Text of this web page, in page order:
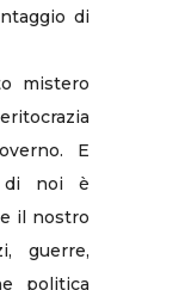
di
mistero
E
di noi è
il nostro
guerre,
politica